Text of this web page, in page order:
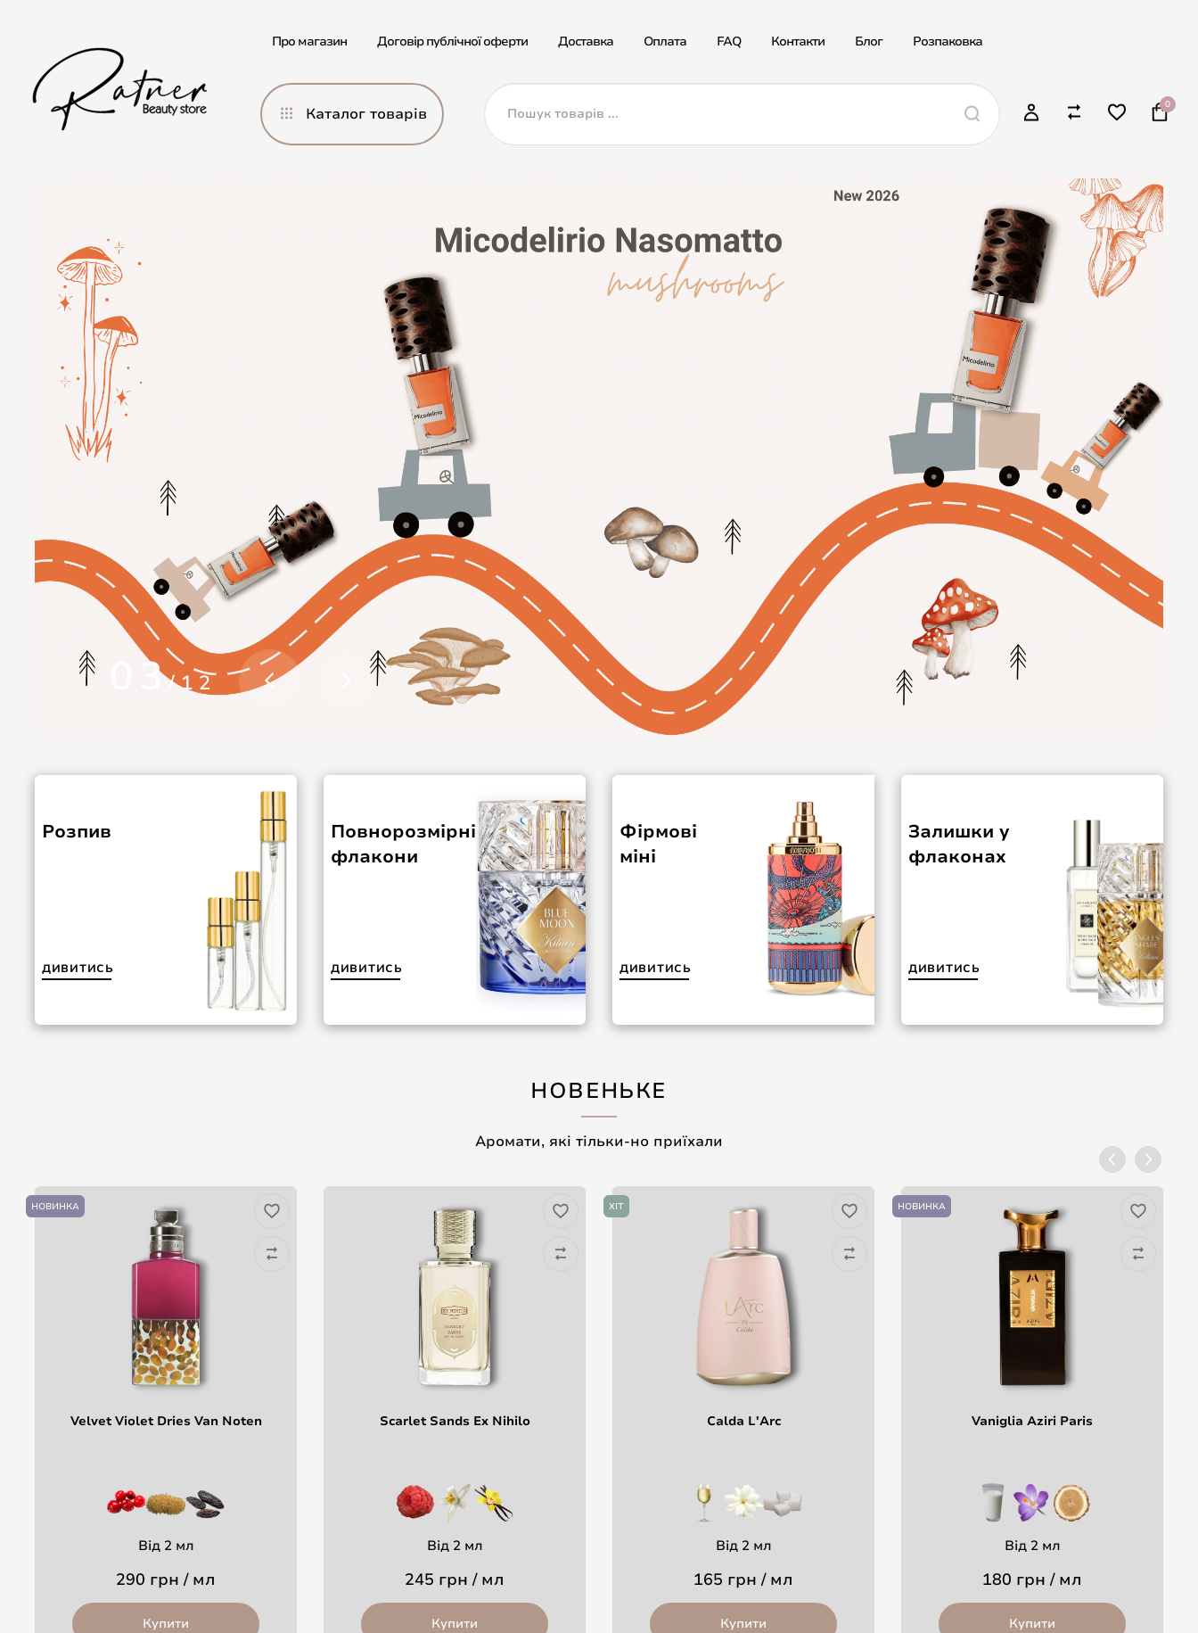
Про магазин Договір публічної оферти Доставка Оплата FAQ Контакти Блог Розпаковка
Каталог товарів 0
03/12
Розпив
ДИВИТИСЬ
Повнорозмірні
флакони
ДИВИТИСЬ
Фірмові
міні
ДИВИТИСЬ
Залишки у
флаконах
ДИВИТИСЬ
НОВЕНЬКЕ
Аромати, які тільки-но приїхали
НОВИНКА
Velvet Violet Dries Van Noten
Від 2 мл
290 грн / мл
Купити
Scarlet Sands Ex Nihilo
Від 2 мл
245 грн / мл
Купити
ХІТ
Calda L'Arc
Від 2 мл
165 грн / мл
Купити
НОВИНКА
Vaniglia Aziri Paris
Від 2 мл
180 грн / мл
Купити